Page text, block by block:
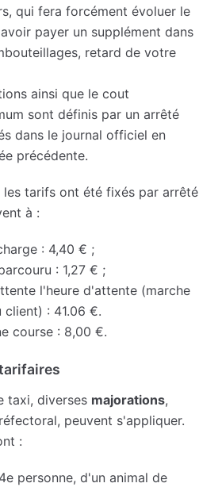
qui fera forcément évoluer le
payer un supplément dans
retard de votre
ainsi que le cout
sont définis par un arrêté
dans le journal officiel en
précédente.
les tarifs ont été fixés par arrêté
à :
: 4,40 € ;
: 1,27 € ;
l'heure d'attente (marche
: 41.06 €.
course : 8,00 €.
taxi, diverses majorations,
peuvent s'appliquer.
:
personne, d'un animal de